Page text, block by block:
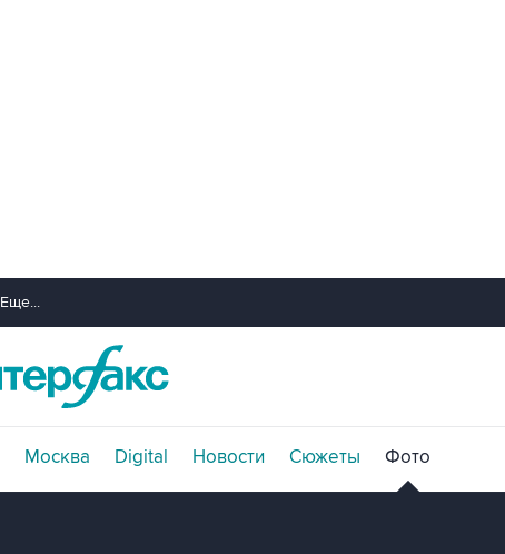
Еще...
Москва Digital Новости Сюжеты Фото